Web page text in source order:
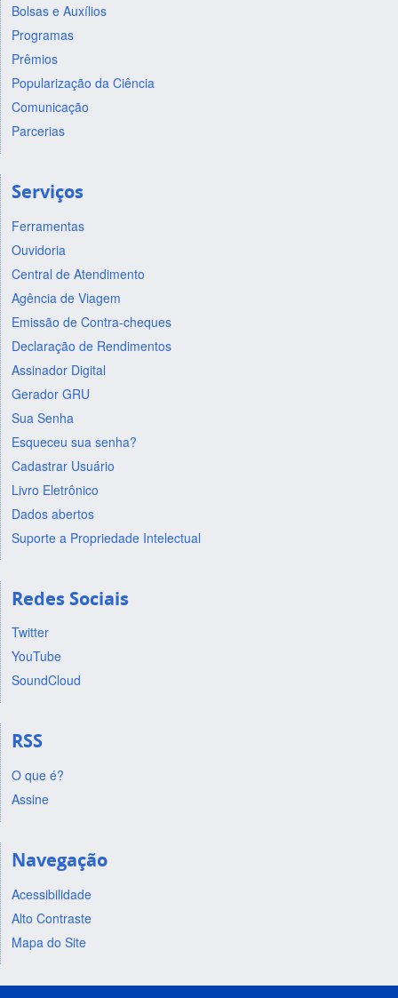
Bolsas e Auxílios
Programas
Prêmios
Popularização da Ciência
Comunicação
Parcerias
Serviços
Ferramentas
Ouvidoria
Central de Atendimento
Agência de Viagem
Emissão de Contra-cheques
Declaração de Rendimentos
Assinador Digital
Gerador GRU
Sua Senha
Esqueceu sua senha?
Cadastrar Usuário
Livro Eletrônico
Dados abertos
Suporte a Propriedade Intelectual
Redes Sociais
Twitter
YouTube
SoundCloud
RSS
O que é?
Assine
Navegação
Acessibilidade
Alto Contraste
Mapa do Site